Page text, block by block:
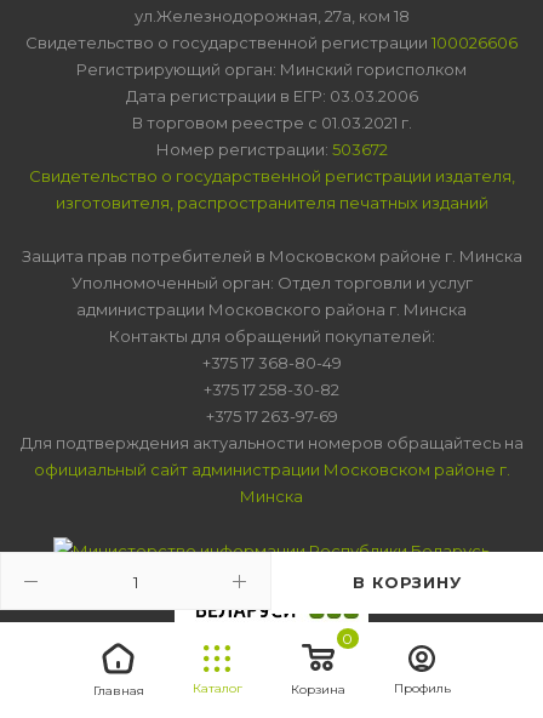
В КОРЗИНУ
Главная Каталог Корзина
0
Профиль
ул.Железнодорожная, 27а, ком 18
Свидетельство о государственной регистрации 100026606
Регистрирующий орган: Минский горисполком
Дата регистрации в ЕГР: 03.03.2006
В торговом реестре с 01.03.2021 г.
Номер регистрации: 503672
Свидетельство о государственной регистрации издателя,
изготовителя, распространителя печатных изданий
Защита прав потребителей в Московском районе г. Минска
Уполномоченный орган: Отдел торговли и услуг
администрации Московского района г. Минска
Контакты для обращений покупателей:
+375 17 368-80-49
+375 17 258-30-82
+375 17 263-97-69
Для подтверждения актуальности номеров обращайтесь на
официальный сайт администрации Московском районе г.
Минска